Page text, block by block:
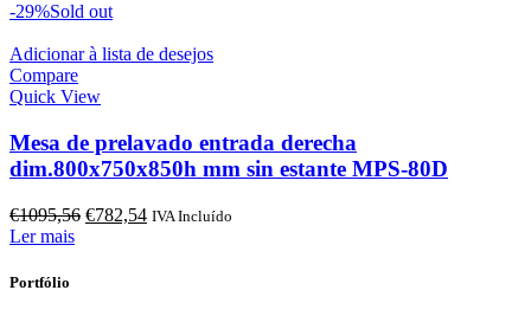
original
€1149,63.€821,17.
-29%Sold out
Adicionar à lista de desejos
Compare
Quick View
Mesa de prelavado entrada derecha
dim.800x750x850h mm sin estante MPS-80D
€1095,56 O
€782,54OIVA Incluído
Ler mais
Portfólio